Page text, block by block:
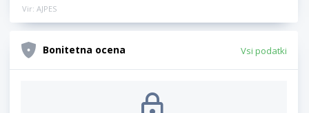
Vir: AJPES
Bonitetna ocena Vsi podatki